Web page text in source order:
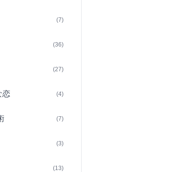
(7)
(36)
(27)
恋 (4)
(7)
(3)
(13)